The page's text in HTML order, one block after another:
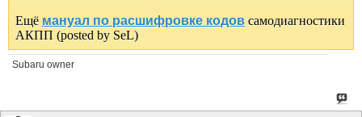
Ещё мануал по расшифровке кодов самодиагностики
АКПП (posted by SeL)
Subaru owner